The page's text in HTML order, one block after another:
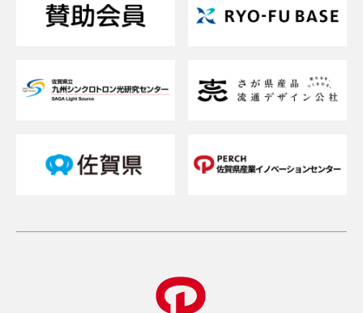
支援内容を詳しく知りたい
貸研修室（貸会議室）を借りたい